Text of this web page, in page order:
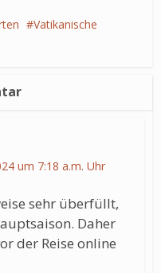
Vatikanische
um 7:18 a.m. Uhr
sehr überfüllt,
Daher
der Reise online